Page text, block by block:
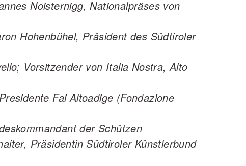
Noisternigg, Nationalpräses von
Hohenbühel, Präsident des Südtiroler
Vorsitzender von Italia Nostra, Alto
Fai Altoadige (Fondazione
der Schützen
Präsidentin Südtiroler Künstlerbund